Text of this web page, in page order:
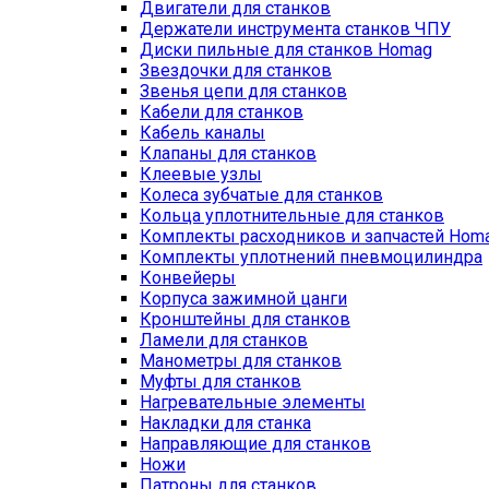
Двигатели для станков
Держатели инструмента станков ЧПУ
Диски пильные для станков Homag
Звездочки для станков
Звенья цепи для станков
Кабели для станков
Кабель каналы
Клапаны для станков
Клеевые узлы
Колеса зубчатые для станков
Кольца уплотнительные для станков
Комплекты расходников и запчастей
Комплекты уплотнений пневмоцилиндра
Конвейеры
Корпуса зажимной цанги
Кронштейны для станков
Ламели для станков
Манометры для станков
Муфты для станков
Нагревательные элементы
Накладки для станка
Направляющие для станков
Ножи